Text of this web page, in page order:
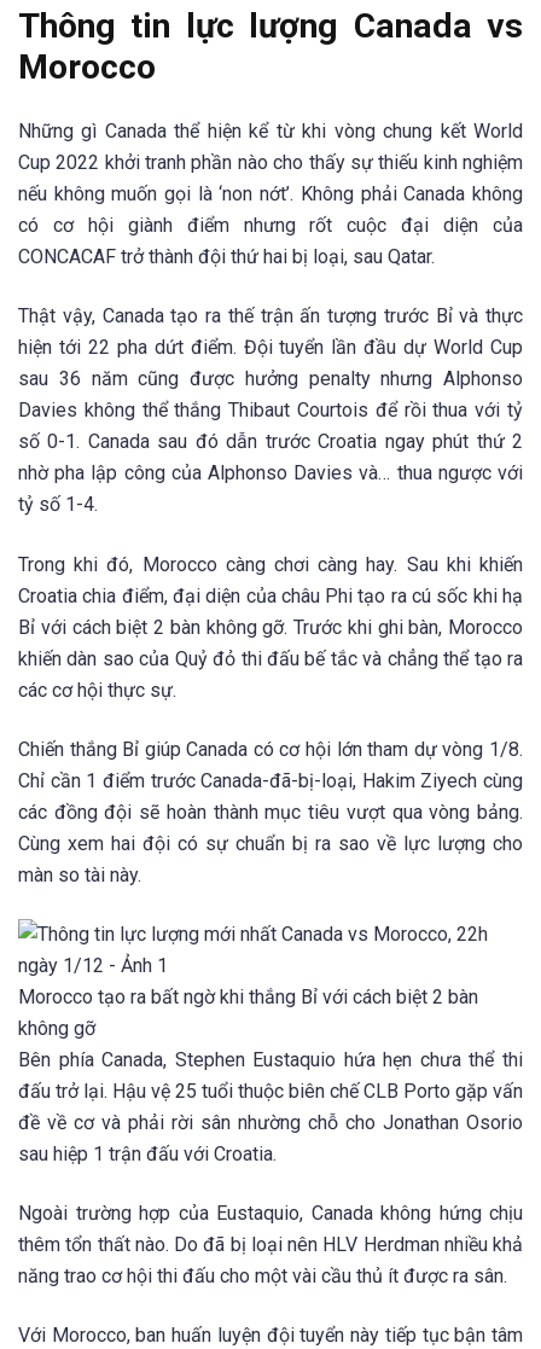
Thông tin lực lượng Canada vs
Morocco
Những gì Canada thể hiện kể từ khi vòng chung kết World
Cup 2022 khởi tranh phần nào cho thấy sự thiếu kinh nghiệm
nếu không muốn gọi là ‘non nớt’. Không phải Canada không
có cơ hội giành điểm nhưng rốt cuộc đại diện của
CONCACAF trở thành đội thứ hai bị loại, sau Qatar.
Thật vậy, Canada tạo ra thế trận ấn tượng trước Bỉ và thực
hiện tới 22 pha dứt điểm. Đội tuyển lần đầu dự World Cup
sau 36 năm cũng được hưởng penalty nhưng Alphonso
Davies không thể thắng Thibaut Courtois để rồi thua với tỷ
số 0-1. Canada sau đó dẫn trước Croatia ngay phút thứ 2
nhờ pha lập công của Alphonso Davies và… thua ngược với
tỷ số 1-4.
Trong khi đó, Morocco càng chơi càng hay. Sau khi khiến
Croatia chia điểm, đại diện của châu Phi tạo ra cú sốc khi hạ
Bỉ với cách biệt 2 bàn không gỡ. Trước khi ghi bàn, Morocco
khiến dàn sao của Quỷ đỏ thi đấu bế tắc và chẳng thể tạo ra
các cơ hội thực sự.
Chiến thắng Bỉ giúp Canada có cơ hội lớn tham dự vòng 1/8.
Chỉ cần 1 điểm trước Canada-đã-bị-loại, Hakim Ziyech cùng
các đồng đội sẽ hoàn thành mục tiêu vượt qua vòng bảng.
Cùng xem hai đội có sự chuẩn bị ra sao về lực lượng cho
màn so tài này.
Morocco tạo ra bất ngờ khi thắng Bỉ với cách biệt 2 bàn
không gỡ
Bên phía Canada, Stephen Eustaquio hứa hẹn chưa thể thi
đấu trở lại. Hậu vệ 25 tuổi thuộc biên chế CLB Porto gặp vấn
đề về cơ và phải rời sân nhường chỗ cho Jonathan Osorio
sau hiệp 1 trận đấu với Croatia.
Ngoài trường hợp của Eustaquio, Canada không hứng chịu
thêm tổn thất nào. Do đã bị loại nên HLV Herdman nhiều khả
năng trao cơ hội thi đấu cho một vài cầu thủ ít được ra sân.
Với Morocco, ban huấn luyện đội tuyển này tiếp tục bận tâm